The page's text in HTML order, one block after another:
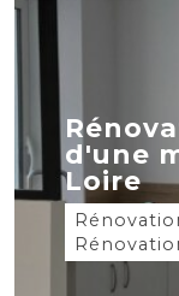
d'une
Loire